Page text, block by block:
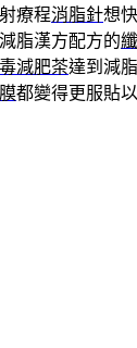
療程消脂針想
脂漢方配方的
減肥茶達到減
都變得更服貼